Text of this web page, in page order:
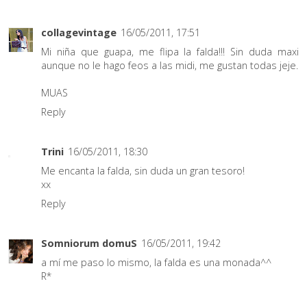
collagevintage 16/05/2011, 17:51
Mi niña que guapa, me flipa la falda!!! Sin duda maxi
aunque no le hago feos a las midi, me gustan todas jeje.
MUAS
Reply
Trini 16/05/2011, 18:30
Me encanta la falda, sin duda un gran tesoro!
xx
Reply
Somniorum domuS 16/05/2011, 19:42
a mí me paso lo mismo, la falda es una monada^^
R*